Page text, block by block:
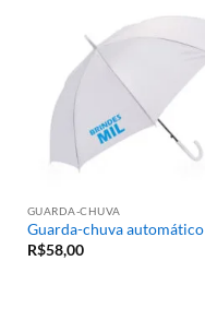
GUARDA-CHUVA
Guarda-chuva automático
R$58,00